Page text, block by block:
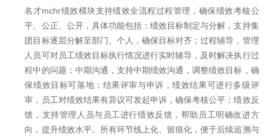
名才mchr绩效模块支持绩效全流程过程管理，确保绩效考核公
平、公正、公开，具体功能包括：绩效目标制定与分解，支持集
团目标逐层分解至部门、个人，确保目标对齐；过程辅导，管理
人员可对员工绩效目标执行情况进行实时辅导，及时解决执行过
程中的问题；中期沟通，支持中期绩效沟通，调整绩效目标，确
保绩效目标可落地；结果评审与申诉，绩效结果可进行多级评
审，员工对绩效结果有异议可发起申诉，确保考核公平；绩效反
馈，支持管理人员与员工进行绩效反馈，帮助员工明确改进方
向，提升绩效水平。所有环节线上化、留痕化，便于后续追溯与